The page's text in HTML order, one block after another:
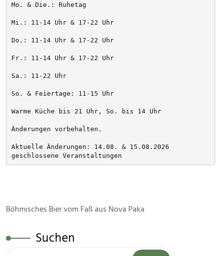
Mo. & Die.: Ruhetag
Mi.: 11-14 Uhr & 17-22 Uhr
Do.: 11-14 Uhr & 17-22 Uhr
Fr.: 11-14 Uhr & 17-22 Uhr
Sa.: 11-22 Uhr
So. & Feiertage: 11-15 Uhr
Warme Küche bis 21 Uhr, So. bis 14 Uhr
Änderungen vorbehalten.
Aktuelle Änderungen: 14.08. & 15.08.2026
geschlossene Veranstaltungen
Böhmisches Bier vom Faß aus Nova Paka
Suchen